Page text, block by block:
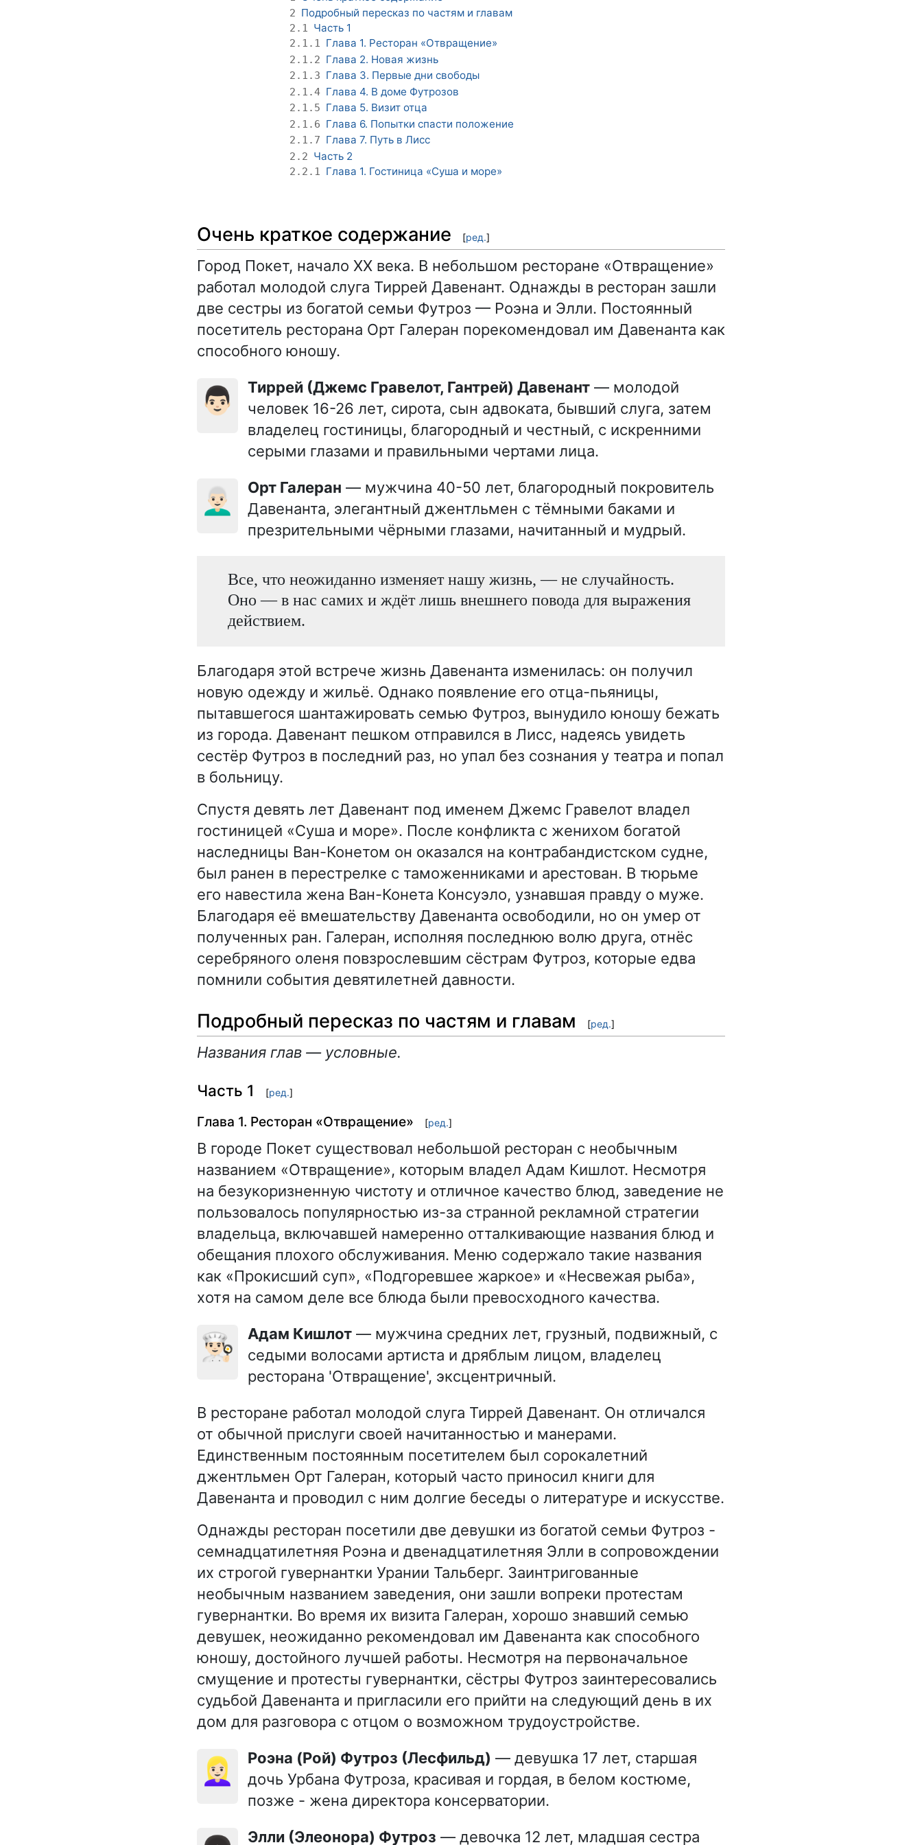
2 Подробный пересказ по частям и главам
2.1 Часть 1
2.1.1 Глава 1. Ресторан «Отвращение»
2.1.2 Глава 2. Новая жизнь
2.1.3 Глава 3. Первые дни свободы
2.1.4 Глава 4. В доме Футрозов
2.1.5 Глава 5. Визит отца
2.1.6 Глава 6. Попытки спасти положение
2.1.7 Глава 7. Путь в Лисс
2.2 Часть 2
2.2.1 Глава 1. Гостиница «Суша и море»
Очень краткое содержание [ред.]
Город Покет, начало XX века. В небольшом ресторане «Отвращение»
работал молодой слуга Тиррей Давенант. Однажды в ресторан зашли
две сестры из богатой семьи Футроз — Роэна и Элли. Постоянный
посетитель ресторана Орт Галеран порекомендовал им Давенанта как
способного юношу.
👨🏻 Тиррей (Джемс Гравелот, Гантрей) Давенант — молодой
человек 16-26 лет, сирота, сын адвоката, бывший слуга, затем
владелец гостиницы, благородный и честный, с искренними
серыми глазами и правильными чертами лица.
👨🏻‍🦳 Орт Галеран — мужчина 40-50 лет, благородный покровитель
Давенанта, элегантный джентльмен с тёмными баками и
презрительными чёрными глазами, начитанный и мудрый.
Все, что неожиданно изменяет нашу жизнь, — не случайность.
Оно — в нас самих и ждёт лишь внешнего повода для выражения
действием.
Благодаря этой встрече жизнь Давенанта изменилась: он получил
новую одежду и жильё. Однако появление его отца-пьяницы,
пытавшегося шантажировать семью Футроз, вынудило юношу бежать
из города. Давенант пешком отправился в Лисс, надеясь увидеть
сестёр Футроз в последний раз, но упал без сознания у театра и попал
в больницу.
Спустя девять лет Давенант под именем Джемс Гравелот владел
гостиницей «Суша и море». После конфликта с женихом богатой
наследницы Ван-Конетом он оказался на контрабандистском судне,
был ранен в перестрелке с таможенниками и арестован. В тюрьме
его навестила жена Ван-Конета Консуэло, узнавшая правду о муже.
Благодаря её вмешательству Давенанта освободили, но он умер от
полученных ран. Галеран, исполняя последнюю волю друга, отнёс
серебряного оленя повзрослевшим сёстрам Футроз, которые едва
помнили события девятилетней давности.
Подробный пересказ по частям и главам [ред.]
Названия глав — условные.
Часть 1 [ред.]
Глава 1. Ресторан «Отвращение» [ред.]
В городе Покет существовал небольшой ресторан с необычным
названием «Отвращение», которым владел Адам Кишлот. Несмотря
на безукоризненную чистоту и отличное качество блюд, заведение не
пользовалось популярностью из-за странной рекламной стратегии
владельца, включавшей намеренно отталкивающие названия блюд и
обещания плохого обслуживания. Меню содержало такие названия
как «Прокисший суп», «Подгоревшее жаркое» и «Несвежая рыба»,
хотя на самом деле все блюда были превосходного качества.
👨🏻‍🍳 Адам Кишлот — мужчина средних лет, грузный, подвижный, с
седыми волосами артиста и дряблым лицом, владелец
ресторана 'Отвращение', эксцентричный.
В ресторане работал молодой слуга Тиррей Давенант. Он отличался
от обычной прислуги своей начитанностью и манерами.
Единственным постоянным посетителем был сорокалетний
джентльмен Орт Галеран, который часто приносил книги для
Давенанта и проводил с ним долгие беседы о литературе и искусстве.
Однажды ресторан посетили две девушки из богатой семьи Футроз -
семнадцатилетняя Роэна и двенадцатилетняя Элли в сопровождении
их строгой гувернантки Урании Тальберг. Заинтригованные
необычным названием заведения, они зашли вопреки протестам
гувернантки. Во время их визита Галеран, хорошо знавший семью
девушек, неожиданно рекомендовал им Давенанта как способного
юношу, достойного лучшей работы. Несмотря на первоначальное
смущение и протесты гувернантки, сёстры Футроз заинтересовались
судьбой Давенанта и пригласили его прийти на следующий день в их
дом для разговора с отцом о возможном трудоустройстве.
👱🏻‍♀️ Роэна (Рой) Футроз (Лесфильд) — девушка 17 лет, старшая
дочь Урбана Футроза, красивая и гордая, в белом костюме,
позже - жена директора консерватории.
Элли (Элеонора) Футроз — девочка 12 лет, младшая сестра